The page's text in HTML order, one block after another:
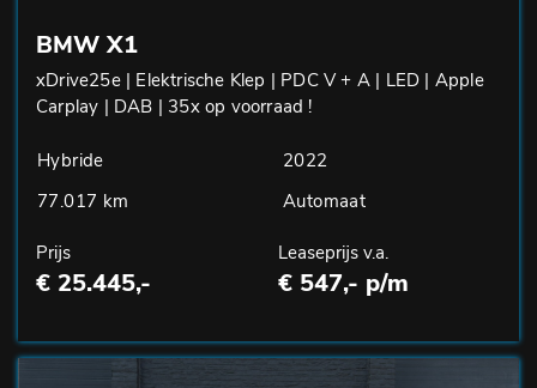
BMW X1
xDrive25e | Elektrische Klep | PDC V + A | LED | Apple
Carplay | DAB | 35x op voorraad !
Hybride
2022
77.017 km
Automaat
Prijs
€ 25.445,-
Leaseprijs v.a.
€ 547,- p/m